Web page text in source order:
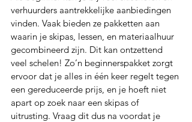
verhuurders aantrekkelijke aanbiedingen
vinden. Vaak bieden ze pakketten aan
waarin je skipas, lessen, en materiaalhuur
gecombineerd zijn. Dit kan ontzettend
veel schelen! Zo’n beginnerspakket zorgt
ervoor dat je alles in één keer regelt tegen
een gereduceerde prijs, en je hoeft niet
apart op zoek naar een skipas of
uitrusting. Vraag dit dus na voordat je